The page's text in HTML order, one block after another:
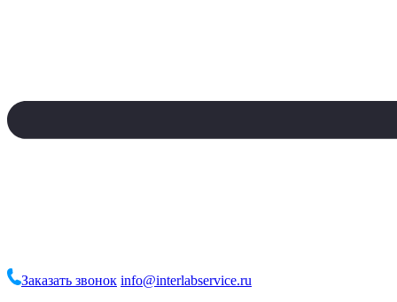
Заказать звонок info@interlabservice.ru